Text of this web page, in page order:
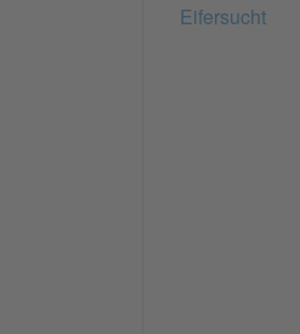
Eifersucht